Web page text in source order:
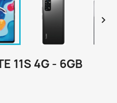

11S 4G - 6GB